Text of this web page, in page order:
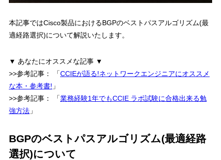
本記事ではCisco製品におけるBGPのベストパスアルゴリズム(最
適経路選択)について解説いたします。
▼ あなたにオススメな記事 ▼
>>参考記事：
「CCIEが語る!ネットワークエンジニアにオススメ
な本・参考書! 」
>>参考記事：
「業務経験1年でもCCIE ラボ試験に合格出来る勉
強方法」
BGPのベストパスアルゴリズム(最適経路
選択)について